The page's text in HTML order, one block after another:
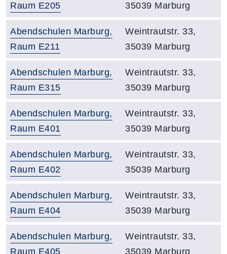
Raum E205
35039 Marburg
Raumbezeichnung:
Abendschulen Marburg,
Raum E211
Adresse:
Weintrautstr. 33,
35039 Marburg
Raumbezeichnung:
Abendschulen Marburg,
Raum E315
Adresse:
Weintrautstr. 33,
35039 Marburg
Raumbezeichnung:
Abendschulen Marburg,
Raum E401
Adresse:
Weintrautstr. 33,
35039 Marburg
Raumbezeichnung:
Abendschulen Marburg,
Raum E402
Adresse:
Weintrautstr. 33,
35039 Marburg
Raumbezeichnung:
Abendschulen Marburg,
Raum E404
Adresse:
Weintrautstr. 33,
35039 Marburg
Raumbezeichnung:
Abendschulen Marburg,
Raum E405
Adresse:
Weintrautstr. 33,
35039 Marburg